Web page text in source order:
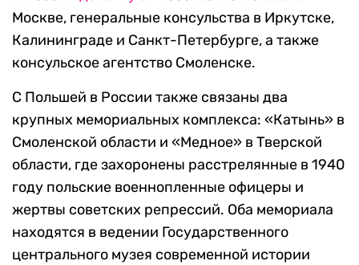
Москве, генеральные консульства в Иркутске,
Калининграде и Санкт-Петербурге, а также
консульское агентство Смоленске.
С Польшей в России также связаны два
крупных мемориальных комплекса: «Катынь» в
Смоленской области и «Медное» в Тверской
области, где захоронены расстрелянные в 1940
году польские военнопленные офицеры и
жертвы советских репрессий. Оба мемориала
находятся в ведении Государственного
центрального музея современной истории